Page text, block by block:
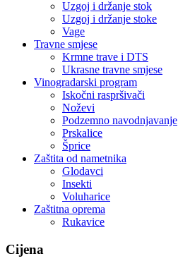
Uzgoj i držanje stok
Uzgoj i držanje stoke
Vage
Travne smjese
Krmne trave i DTS
Ukrasne travne smjese
Vinogradarski program
Iskočni raspršivači
Noževi
Podzemno navodnjavanje
Prskalice
Šprice
Zaštita od nametnika
Glodavci
Insekti
Voluharice
Zaštitna oprema
Rukavice
Cijena